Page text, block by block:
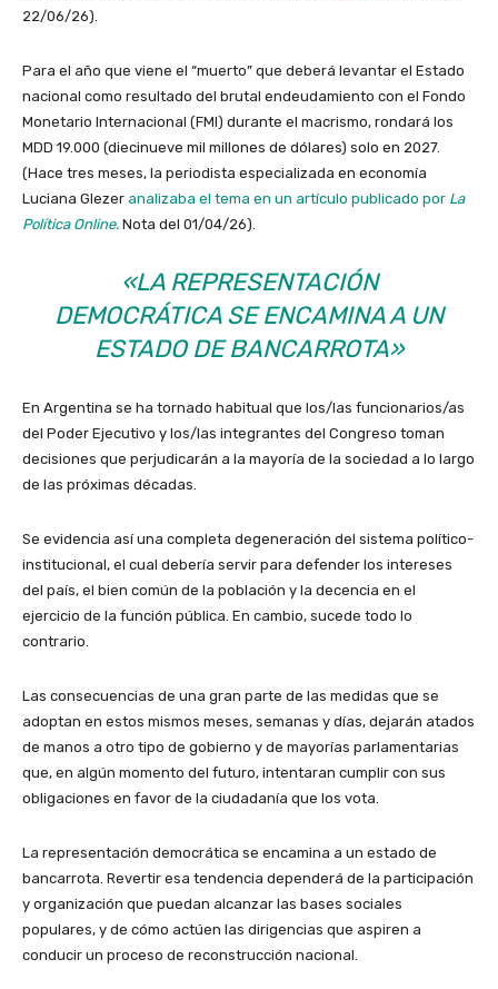
22/06/26).
Para el año que viene el “muerto” que deberá levantar el Estado
nacional como resultado del brutal endeudamiento con el Fondo
Monetario Internacional (FMI) durante el macrismo, rondará los
MDD 19.000 (diecinueve mil millones de dólares) solo en 2027.
(Hace tres meses, la periodista especializada en economía
Luciana Glezer analizaba el tema en un artículo publicado por La
Política Online. Nota del 01/04/26).
«LA REPRESENTACIÓN
DEMOCRÁTICA SE ENCAMINA A UN
ESTADO DE BANCARROTA»
En Argentina se ha tornado habitual que los/las funcionarios/as
del Poder Ejecutivo y los/las integrantes del Congreso toman
decisiones que perjudicarán a la mayoría de la sociedad a lo largo
de las próximas décadas.
Se evidencia así una completa degeneración del sistema político-
institucional, el cual debería servir para defender los intereses
del país, el bien común de la población y la decencia en el
ejercicio de la función pública. En cambio, sucede todo lo
contrario.
Las consecuencias de una gran parte de las medidas que se
adoptan en estos mismos meses, semanas y días, dejarán atados
de manos a otro tipo de gobierno y de mayorías parlamentarias
que, en algún momento del futuro, intentaran cumplir con sus
obligaciones en favor de la ciudadanía que los vota.
La representación democrática se encamina a un estado de
bancarrota. Revertir esa tendencia dependerá de la participación
y organización que puedan alcanzar las bases sociales
populares, y de cómo actúen las dirigencias que aspiren a
conducir un proceso de reconstrucción nacional.